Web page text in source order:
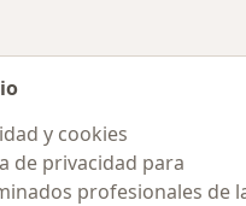
y cookies
de privacidad para
profesionales de